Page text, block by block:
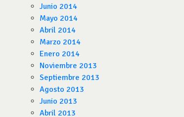
Junio 2014
Mayo 2014
Abril 2014
Marzo 2014
Enero 2014
Noviembre 2013
Septiembre 2013
Agosto 2013
Junio 2013
Abril 2013